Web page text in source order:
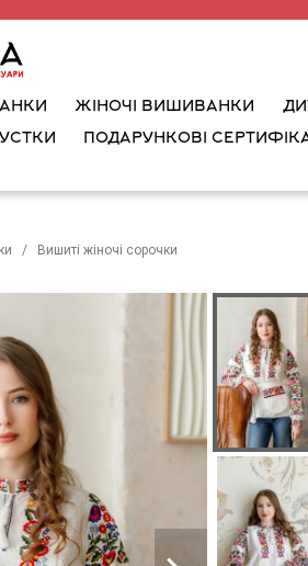
ЖІНОЧІ ВИШИВАНКИ
ПОДАРУНКОВІ
Вишиті жіночі сорочки